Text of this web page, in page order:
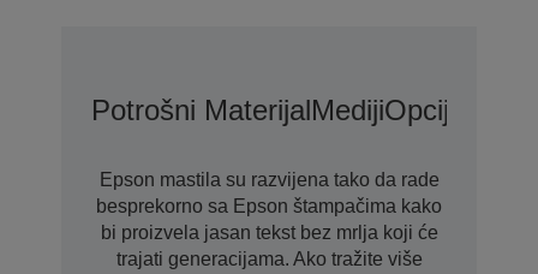
Potrošni MaterijalMedijiOpcije
Epson mastila su razvijena tako da rade
besprekorno sa Epson štampačima kako
bi proizvela jasan tekst bez mrlja koji će
trajati generacijama. Ako tražite više